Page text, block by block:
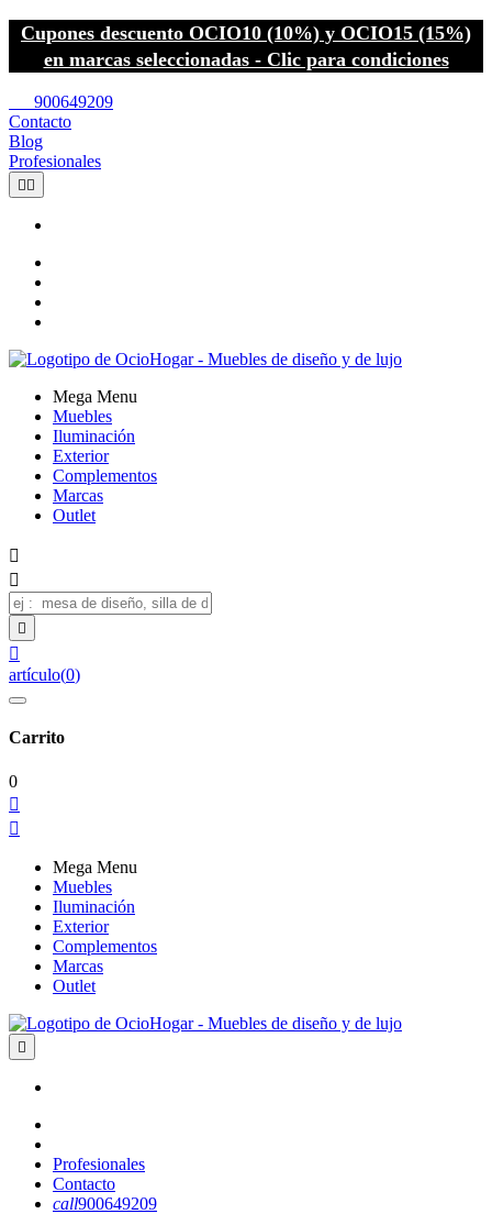
Cupones descuento OCIO10 (10%) y OCIO15 (15%)
en marcas seleccionadas - Clic para condiciones
900649209
Contacto
Blog
Profesionales
 
Mega Menu
Muebles
Iluminación
Exterior
Complementos
Marcas
Outlet




artículo(0)
Carrito
0


Mega Menu
Muebles
Iluminación
Exterior
Complementos
Marcas
Outlet

Profesionales
Contacto
call900649209